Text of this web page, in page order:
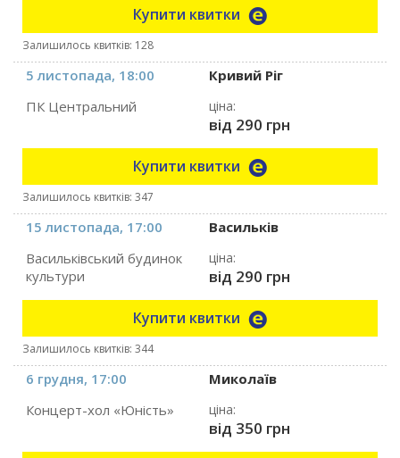
Купити квитки
Залишилось квитків: 128
5 листопада, 18:00
Кривий Ріг
ПК Центральний
ціна:
від 290 грн
Купити квитки
Залишилось квитків: 347
15 листопада, 17:00
Васильків
Васильківський будинок
культури
ціна:
від 290 грн
Купити квитки
Залишилось квитків: 344
6 грудня, 17:00
Миколаїв
Концерт-хол «Юність»
ціна:
від 350 грн